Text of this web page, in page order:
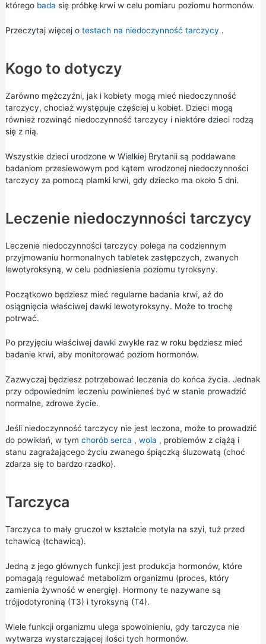
którego bada się próbkę krwi w celu pomiaru poziomu hormonów.
Przeczytaj więcej o testach na niedoczynność tarczycy .
Kogo to dotyczy
Zarówno mężczyźni, jak i kobiety mogą mieć niedoczynność
tarczycy, chociaż występuje częściej u kobiet. Dzieci mogą
również rozwinąć niedoczynność tarczycy i niektóre dzieci rodzą
się z nią.
Wszystkie dzieci urodzone w Wielkiej Brytanii są poddawane
badaniom przesiewowym pod kątem wrodzonej niedoczynności
tarczycy za pomocą plamki krwi, gdy dziecko ma około 5 dni.
Leczenie niedoczynności tarczycy
Leczenie niedoczynności tarczycy polega na codziennym
przyjmowaniu hormonalnych tabletek zastępczych, zwanych
lewotyroksyną, w celu podniesienia poziomu tyroksyny.
Początkowo będziesz mieć regularne badania krwi, aż do
osiągnięcia właściwej dawki lewotyroksyny. Może to trochę
potrwać.
Po przyjęciu właściwej dawki zwykle raz w roku będziesz mieć
badanie krwi, aby monitorować poziom hormonów.
Zazwyczaj będziesz potrzebować leczenia do końca życia. Jednak
przy odpowiednim leczeniu powinieneś być w stanie prowadzić
normalne, zdrowe życie.
Jeśli niedoczynność tarczycy nie jest leczona, może to prowadzić
do powikłań, w tym chorób serca , wola , problemów z ciążą i
stanu zagrażającego życiu zwanego śpiączką śluzowatą (choć
zdarza się to bardzo rzadko).
Tarczyca
Tarczyca to mały gruczoł w kształcie motyla na szyi, tuż przed
tchawicą (tchawicą).
Jedną z jego głównych funkcji jest produkcja hormonów, które
pomagają regulować metabolizm organizmu (proces, który
zamienia żywność w energię). Hormony te nazywane są
trójjodotyroniną (T3) i tyroksyną (T4).
Wiele funkcji organizmu ulega spowolnieniu, gdy tarczyca nie
wytwarza wystarczającej ilości tych hormonów.